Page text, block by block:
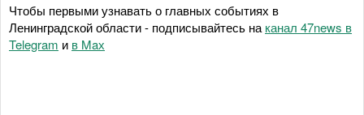
Чтобы первыми узнавать о главных событиях в
Ленинградской области - подписывайтесь на канал 47news в
Telegram и в Maх